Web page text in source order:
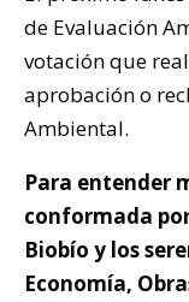
de Evaluación
votación que
aprobación o
Ambiental.
Para entender
conformada
Biobío y los
Economía,